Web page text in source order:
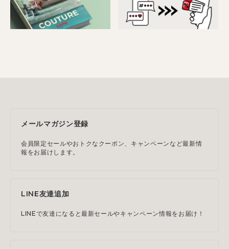
メールマガジン登録
会員限定セールやおトクなクーポン、キャンペーンなど最新情
報をお届けします。
LINE友達追加
LINEで友達になると最新セールやキャンペーン情報をお届け！